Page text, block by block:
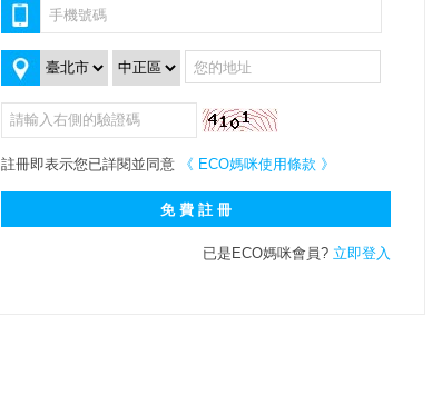
註冊即表示您已詳閱並同意 《 ECO媽咪使用條款 》
已是ECO媽咪會員? 立即登入